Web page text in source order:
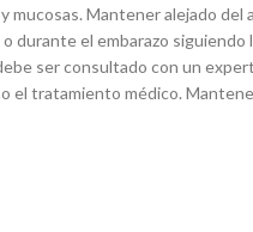
mucosas. Mantener alejado del
durante el embarazo siguiendo
ser consultado con un
el tratamiento médico.